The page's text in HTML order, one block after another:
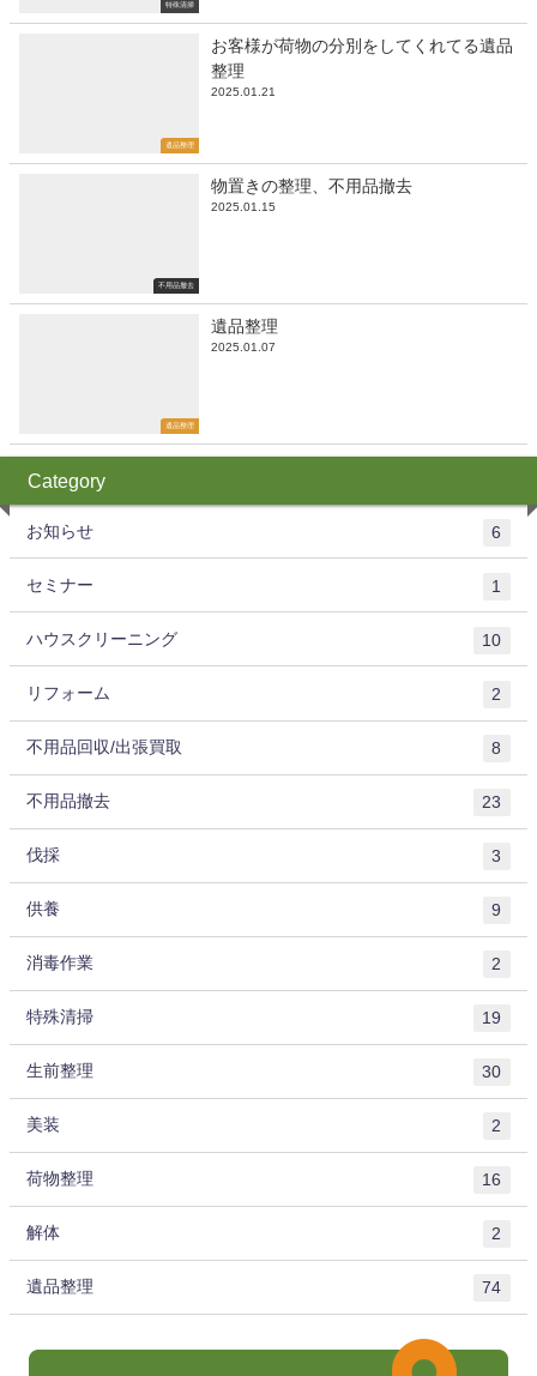
特殊清掃
遺品整理
お客様が荷物の分別をしてくれてる遺品
整理
2025.01.21
不用品撤去
物置きの整理、不用品撤去
2025.01.15
遺品整理
遺品整理
2025.01.07
Category
お知らせ 6
セミナー 1
ハウスクリーニング 10
リフォーム 2
不用品回収/出張買取 8
不用品撤去 23
伐採 3
供養 9
消毒作業 2
特殊清掃 19
生前整理 30
美装 2
荷物整理 16
解体 2
遺品整理 74